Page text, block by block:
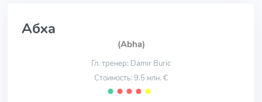
Абха
(Abha)
Гл. тренер: Damir Buric
Стоимость: 9.5 млн. €
⬤ ⬤ ⬤ ⬤ ⬤